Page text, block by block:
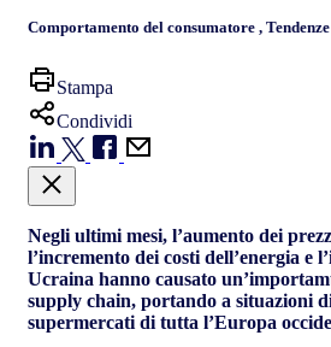
Comportamento del consumatore ,
Stampa
Condividi
Negli ultimi mesi, l’aumento dei
l’incremento dei costi dell’energia e
Ucraina hanno causato
supply chain, portando a situazioni
supermercati di tutta l’Europa